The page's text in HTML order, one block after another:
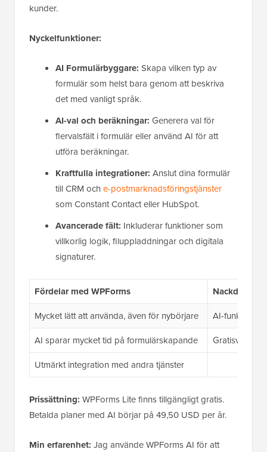
kunder.
Nyckelfunktioner:
AI Formulärbyggare: Skapa vilken typ av
formulär som helst bara genom att beskriva
det med vanligt språk.
AI-val och beräkningar: Generera val för
flervalsfält i formulär eller använd AI för att
utföra beräkningar.
Kraftfulla integrationer: Anslut dina formulär
till CRM oche-postmarknadsföringstjänster
som Constant Contact eller HubSpot.
Avancerade fält: Inkluderar funktioner som
villkorlig logik, filuppladdningar och digitala
signaturer.
Fördelar med WPForms
Nackdelar
Mycket lätt att använda, även för nybörjare
AI-funktioner
AI sparar mycket tid på formulärskapande
Utmärkt integration med andra tjänster
Prissättning: WPForms Lite finns tillgängligt gratis.
Betalda planer med AI börjar på 49,50 USD per år.
Min erfarenhet: Jag använde WPForms AI för att